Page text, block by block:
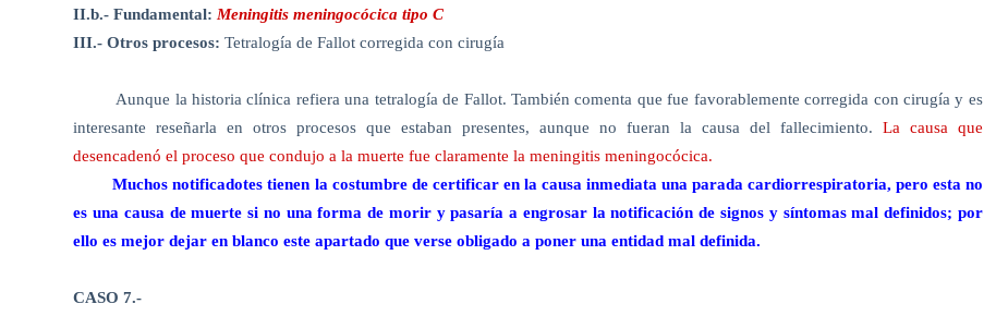
II.b.- Fundamental: Meningitis meningocócica tipo C
III.- Otros procesos: Tetralogía de Fallot corregida con cirugía
Aunque la historia clínica refiera una tetralogía de Fallot. También comenta que fue favorablemente corregida con cirugía y es
interesante reseñarla en otros procesos que estaban presentes, aunque no fueran la causa del fallecimiento. La causa que
desencadenó el proceso que condujo a la muerte fue claramente la meningitis meningocócica.
Muchos notificadotes tienen la costumbre de certificar en la causa inmediata una parada cardiorrespiratoria, pero esta no
es una causa de muerte si no una forma de morir y pasaría a engrosar la notificación de signos y síntomas mal definidos; por
ello es mejor dejar en blanco este apartado que verse obligado a poner una entidad mal definida.
CASO 7.-